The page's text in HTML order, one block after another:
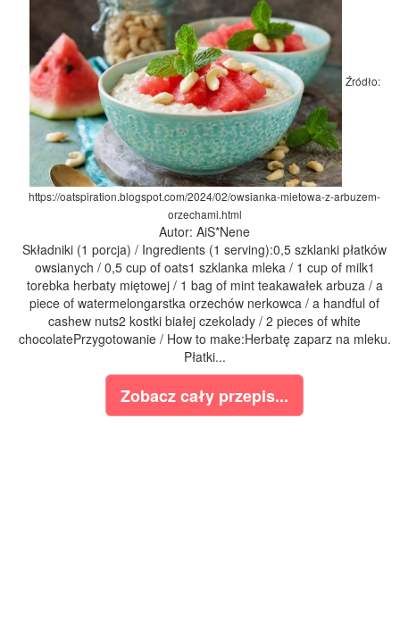
Źródło:
https://oatspiration.blogspot.com/2024/02/owsianka-mietowa-z-arbuzem-
orzechami.html
Autor: AiS*Nene
Składniki (1 porcja) / Ingredients (1 serving):0,5 szklanki płatków
owsianych / 0,5 cup of oats1 szklanka mleka / 1 cup of milk1
torebka herbaty miętowej / 1 bag of mint teakawałek arbuza / a
piece of watermelongarstka orzechów nerkowca / a handful of
cashew nuts2 kostki białej czekolady / 2 pieces of white
chocolatePrzygotowanie / How to make:Herbatę zaparz na mleku.
Płatki...
Zobacz cały przepis...